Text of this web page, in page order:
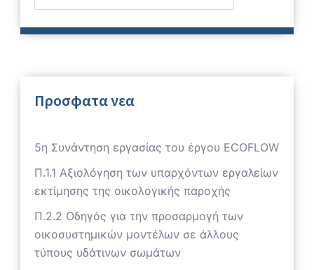
Προσφατα νεα
5η Συνάντηση εργασίας του έργου ECOFLOW
Π.1.1 Αξιολόγηση των υπαρχόντων εργαλείων
εκτίμησης της οικολογικής παροχής
Π.2.2 Οδηγός για την προσαρμογή των
οικοσυστημικών μοντέλων σε άλλους
τύπους υδάτινων σωμάτων